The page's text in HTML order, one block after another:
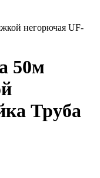
негорючая UF-
50м
Труба